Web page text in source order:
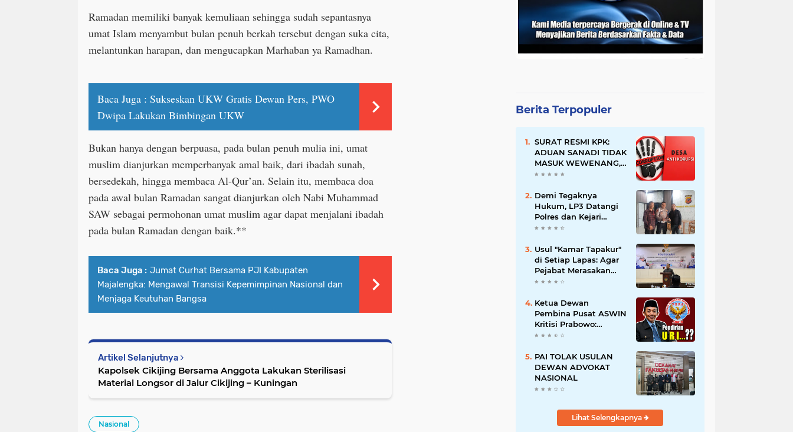
Ramadan memiliki banyak kemuliaan sehingga sudah sepantasnya
umat Islam menyambut bulan penuh berkah tersebut dengan suka cita,
melantunkan harapan, dan mengucapkan Marhaban ya Ramadhan.
Baca Juga : Sukseskan UKW Gratis Dewan Pers, PWO
Dwipa Lakukan Bimbingan UKW
Bukan hanya dengan berpuasa, pada bulan penuh mulia ini, umat
muslim dianjurkan memperbanyak amal baik, dari ibadah sunah,
bersedekah, hingga membaca Al-Qur’an. Selain itu, membaca doa
pada awal bulan Ramadan sangat dianjurkan oleh Nabi Muhammad
SAW sebagai permohonan umat muslim agar dapat menjalani ibadah
pada bulan Ramadan dengan baik.**
Baca Juga : Jumat Curhat Bersama PJI Kabupaten
Majalengka: Mengawal Transisi Kepemimpinan Nasional dan
Menjaga Keutuhan Bangsa
Artikel Selanjutnya
Kapolsek Cikijing Bersama Anggota Lakukan Sterilisasi
Material Longsor di Jalur Cikijing – Kuningan
Nasional
Berita Terpopuler
SURAT RESMI KPK:
ADUAN SANADI TIDAK
MASUK WEWENANG,
DESA BABAKAN
DESA ANTI KORUPSI
OLEH KEJAKSAAN
Demi Tegaknya
Hukum, LP3 Datangi
Polres dan Kejari
Majalengka; Minta
Proporsional:
Restoratif untuk
Lemah, Tegas untuk
Narkoba & Oknum
Usul "Kamar Tapakur"
di Setiap Lapas: Agar
Pejabat Merasakan
Suasana Penjara, Tak
Menyalahgunakan
Amanah
Ketua Dewan
Pembina Pusat ASWIN
Kritisi Prabowo:
Evaluasi Pendirian
Mendesak Sebaiknya
Dibatalkan
PAI TOLAK USULAN
DEWAN ADVOKAT
NASIONAL
Lihat Selengkapnya